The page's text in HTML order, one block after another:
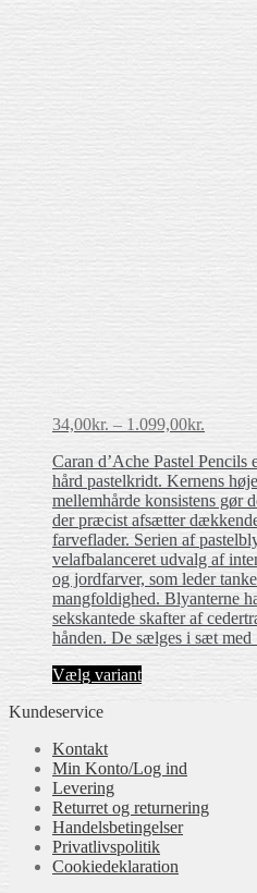
34,00kr. – 1.099,00kr.
til
Caran d’Ache Pastel
hård pastelkridt. Kernens
mellemhårde konsistens gør
der præcist afsætter
farveflader. Serien af
velafbalanceret udvalg af
og jordfarver, som leder
mangfoldighed. Blyanterne
sekskantede skafter af
hånden. De sælges i sæt
Vælg variantDette
Mulighederne
vælges
på
varesiden
Kundeservice
Kontakt
Min Konto/Log ind
Levering
Returret og returnering
Handels­betingelser
Privatlivspolitik
Cookiedeklaration